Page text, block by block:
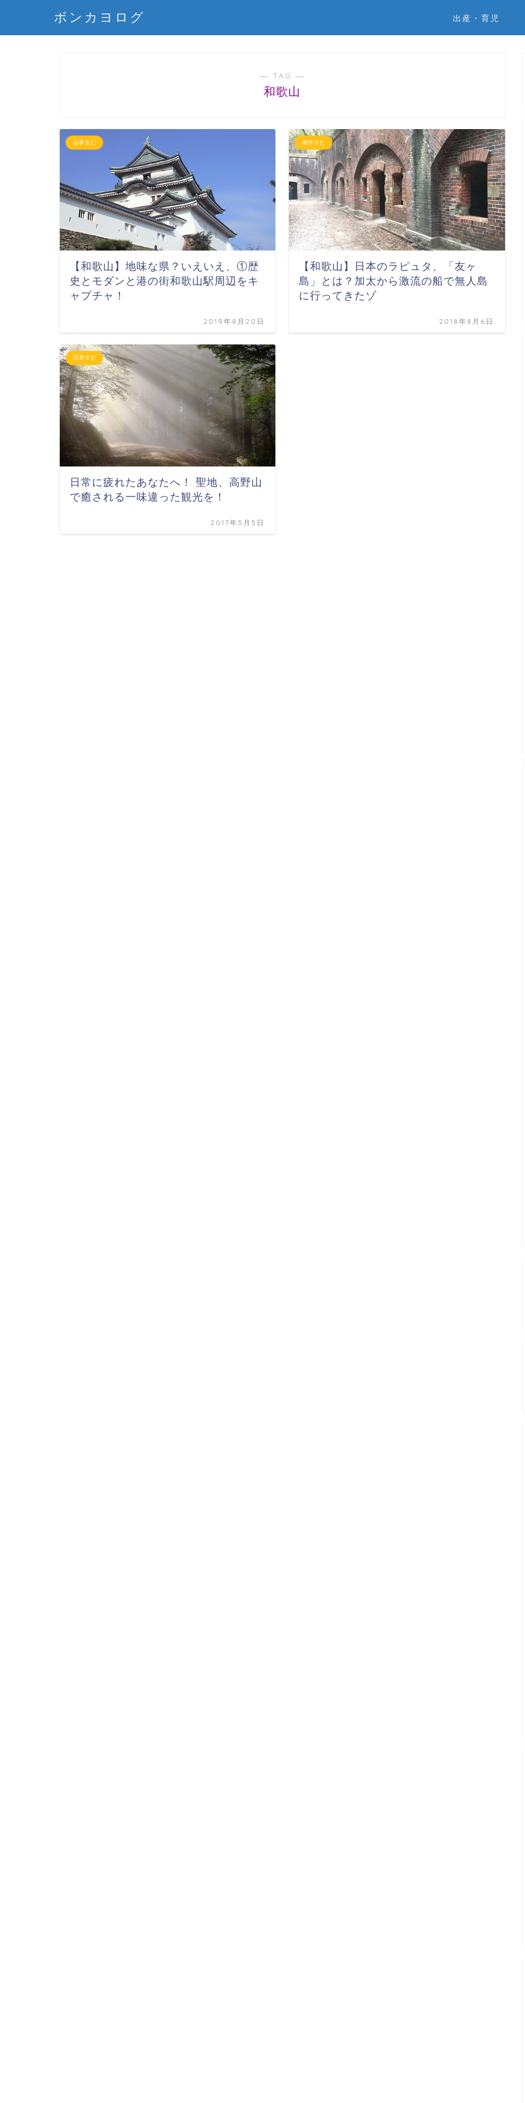
ボンカヨログ 出産・育児
― TAG ―
和歌山
日本タビ
【和歌山】地味な県？いえいえ、①歴
史とモダンと港の街和歌山駅周辺をキ
ャプチャ！
2019年8月20日
海外タビ
【和歌山】日本のラピュタ、「友ヶ
島」とは？加太から激流の船で無人島
に行ってきたゾ
2018年8月6日
日本タビ
日常に疲れたあなたへ！ 聖地、高野山
で癒される一味違った観光を！
2017年5月5日